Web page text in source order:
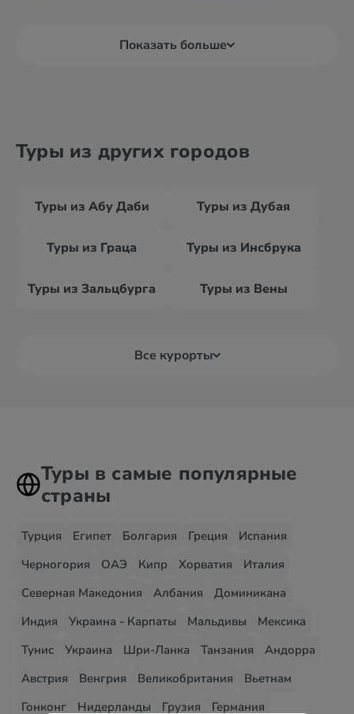
Показать больше
Туры из других городов
Туры из Абу Даби Туры из Дубая
Туры из Граца Туры из Инсбрука
Туры из Зальцбурга Туры из Вены
Все курорты
Туры в самые популярные
страны
Турция Египет Болгария Греция
Испания
Черногория
ОАЭ Кипр Хорватия
Италия
Северная Македония
Албания
Доминикана
Индия
Украина - Карпаты Мальдивы
Мексика
Тунис
Украина Шри-Ланка Танзания
Андорра
Австрия
Венгрия Великобритания
Вьетнам
Гонконг
Нидерланды Грузия Германия